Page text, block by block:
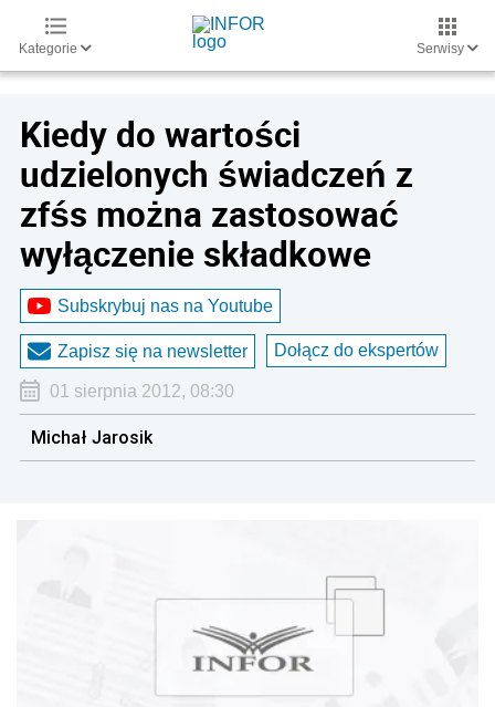
Kategorie Serwisy
Kiedy do wartości
udzielonych świadczeń z
zfśs można zastosować
wyłączenie składkowe
Subskrybuj nas na Youtube
Zapisz się na newsletter Dołącz do ekspertów
01 sierpnia 2012, 08:30
Michał Jarosik